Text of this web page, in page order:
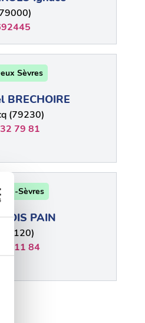
Sèvres
BRECHOIRE
(79230)
79 81
Sèvres
PAIN
84 11 84